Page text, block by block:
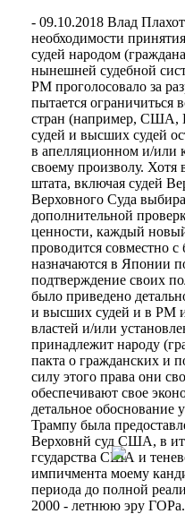
- 09.10.2018 Влад
необходимости
судей народом
нынешней судебной
РМ проголосовало за
пытается
стран (например, США,
судей и высших судей
в апелляционном и/или
своему произволу.
штата, включая судей
Верховного Суда
дополнительной
ценности, каждый
проводится совместно
назначаются в Японии
подтверждение своих
было приведено
и высших судей и в РМ
властей и/или
принадлежит народу
пакта о гражданских и
силу этого права они
обеспечивают свое
детальное
Трампу была
Верховнй суд США, в
гсударства США и
импичмента моему
периода до полной
2000 - летнюю эру ГОРа.